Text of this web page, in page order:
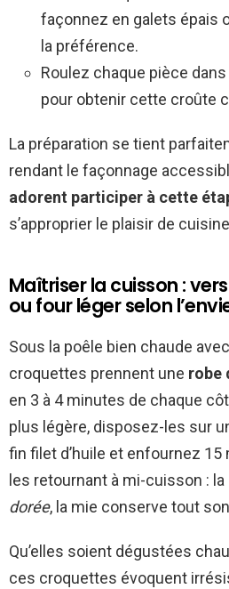
façonnez en galets épais
la préférence.
Roulez chaque pièce
pour obtenir cette croûte
La préparation se tient
rendant le façonnage
adorent participer à cette
s’approprier le plaisir de
Maîtriser la cuisson :
ou four léger selon
Sous la poêle bien chaude
croquettes prennent une robe
en 3 à 4 minutes de chaque
plus légère, disposez-les sur
fin filet d’huile et enfournez 15
les retournant à mi-cuisson :
dorée, la mie conserve tout
Qu’elles soient dégustées
ces croquettes évoquent